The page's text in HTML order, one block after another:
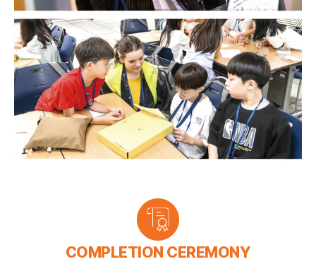
COMPLETION CEREMONY